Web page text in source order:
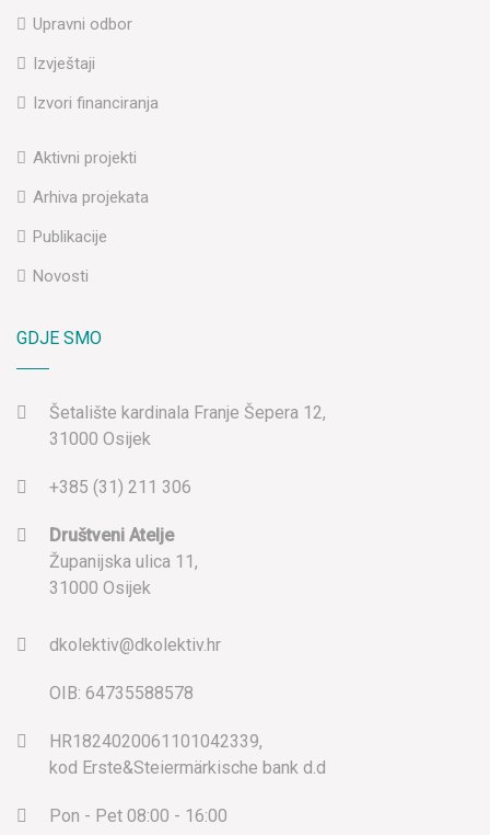
Upravni odbor
Izvještaji
Izvori financiranja
Aktivni projekti
Arhiva projekata
Publikacije
Novosti
GDJE SMO
Šetalište kardinala Franje Šepera 12,
31000 Osijek
+385 (31) 211 306
Društveni Atelje
Županijska ulica 11,
31000 Osijek
dkolektiv@dkolektiv.hr
OIB: 64735588578
HR1824020061101042339,
kod Erste&Steiermärkische bank d.d
Pon - Pet 08:00 - 16:00